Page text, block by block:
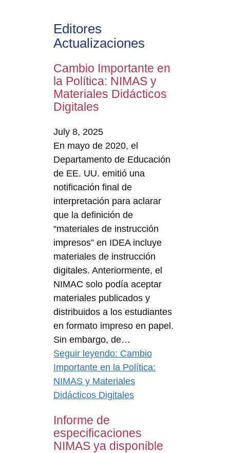
Editores
Actualizaciones
Cambio Importante en
la Política: NIMAS y
Materiales Didácticos
Digitales
July 8, 2025
En mayo de 2020, el
Departamento de Educación
de EE. UU. emitió una
notificación final de
interpretación para aclarar
que la definición de
“materiales de instrucción
impresos” en IDEA incluye
materiales de instrucción
digitales. Anteriormente, el
NIMAC solo podía aceptar
materiales publicados y
distribuidos a los estudiantes
en formato impreso en papel.
Sin embargo, de…
Seguir leyendo: Cambio
Importante en la Política:
NIMAS y Materiales
Didácticos Digitales
Informe de
especificaciones
NIMAS ya disponible